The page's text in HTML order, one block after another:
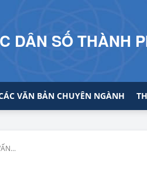
DÂN SỐ THÀNH
VĂN BẢN CHUYÊN NGÀNH